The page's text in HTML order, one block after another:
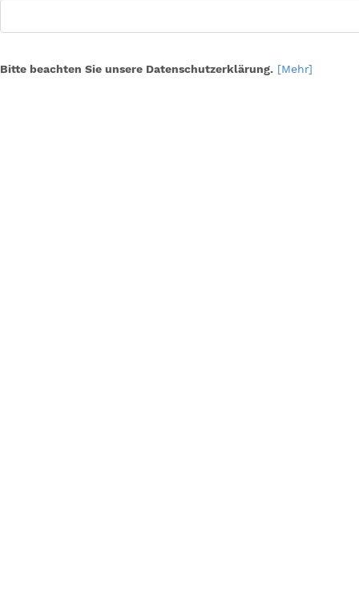
Bitte beachten Sie unsere Datenschutzerklärung. [Mehr]